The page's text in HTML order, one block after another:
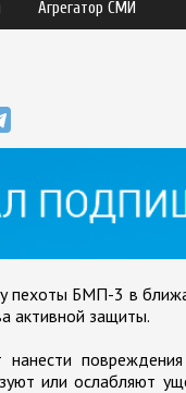
Агрегатор СМИ
пехоты БМП-3 в
активной защиты.
повреждения
или ослабляют